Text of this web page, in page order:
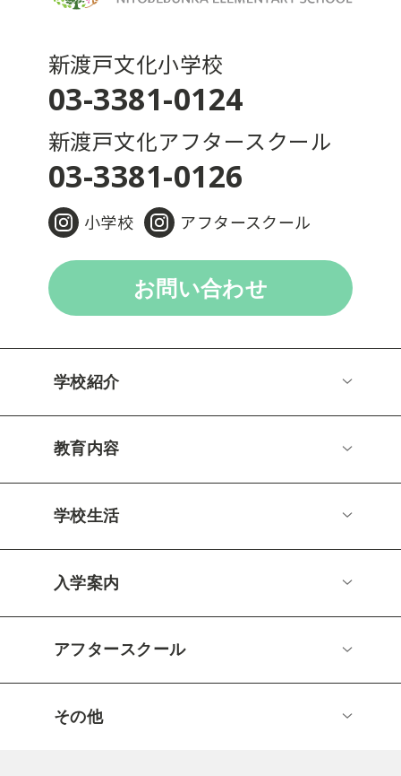
新渡戸文化小学校
03-3381-0124
新渡戸文化アフタースクール
03-3381-0126
小学校 アフタースクール
お問い合わせ
学校紹介
教育内容
学校生活
入学案内
アフタースクール
その他